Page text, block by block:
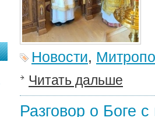
Новости,
Читать дальше
Разговор о Боге